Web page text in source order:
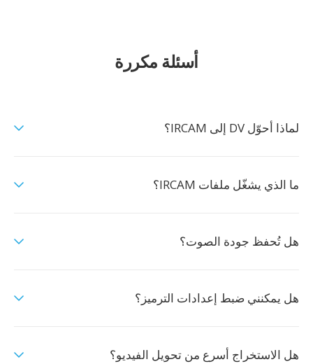
أسئلة مكررة
لماذا أحوّل DV إلى IRCAM؟
ما الذي يشغّل ملفات IRCAM؟
هل تُحفظ جودة الصوت؟
هل يمكنني ضبط إعدادات الترميز؟
هل الاستخراج أسرع من تحويل الفيديو؟